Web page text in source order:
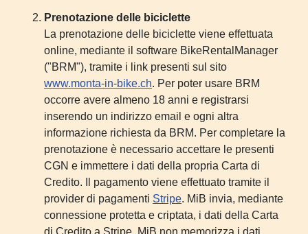
Prenotazione delle biciclette
La prenotazione delle biciclette viene effettuata
online, mediante il software BikeRentalManager
("BRM"), tramite i link presenti sul sito
www.monta-in-bike.ch. Per poter usare BRM
occorre avere almeno 18 anni e registrarsi
inserendo un indirizzo email e ogni altra
informazione richiesta da BRM. Per completare la
prenotazione è necessario accettare le presenti
CGN e immettere i dati della propria Carta di
Credito. Il pagamento viene effettuato tramite il
provider di pagamenti Stripe. MiB invia, mediante
connessione protetta e criptata, i dati della Carta
di Credito a Stripe. MiB non memorizza i dati